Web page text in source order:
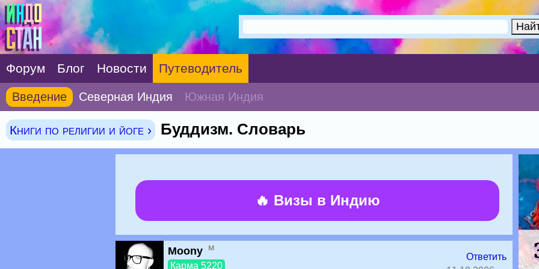
Форум Блог Новости Путеводитель
Введение Северная Индия Южная Индия
Книги по религии и йоге › Буддизм. Словарь
🔥 Визы в Индию
Moony м
Карма 5220
Ответить